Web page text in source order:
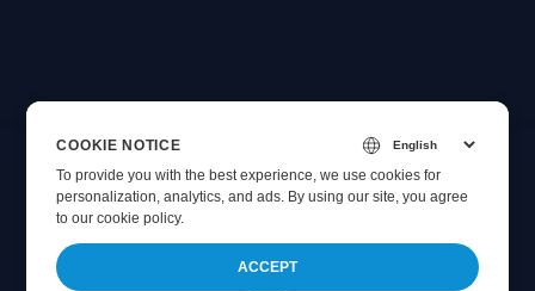
COOKIE NOTICE
To provide you with the best experience, we use cookies for
personalization, analytics, and ads. By using our site, you agree
toour cookie policy.
ACCEPT